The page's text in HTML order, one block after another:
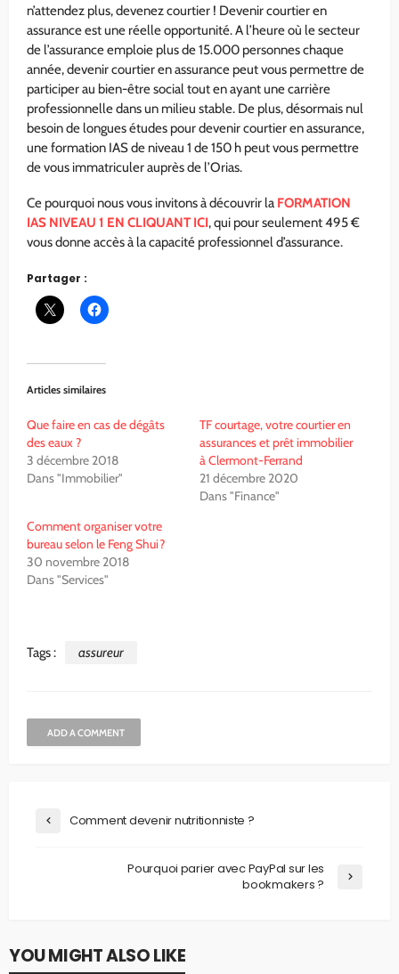
n’attendez plus, devenez courtier ! Devenir courtier en
assurance est une réelle opportunité. A l’heure où le secteur
de l’assurance emploie plus de 15.000 personnes chaque
année, devenir courtier en assurance peut vous permettre de
participer au bien-être social tout en ayant une carrière
professionnelle dans un milieu stable. De plus, désormais nul
besoin de longues études pour devenir courtier en assurance,
une formation IAS de niveau 1 de 150 h peut vous permettre
de vous immatriculer auprès de l’Orias.
Ce pourquoi nous vous invitons à découvrir la FORMATION
IAS NIVEAU 1 EN CLIQUANT ICI, qui pour seulement 495 €
vous donne accès à la capacité professionnel d’assurance.
Partager :
Articles similaires
Que faire en cas de dégâts
des eaux ?
3 décembre 2018
Dans "Immobilier"
TF courtage, votre courtier en
assurances et prêt immobilier
à Clermont-Ferrand
21 décembre 2020
Dans "Finance"
Comment organiser votre
bureau selon le Feng Shui?
30 novembre 2018
Dans "Services"
Tags : assureur
ADD A COMMENT
Comment devenir nutritionniste ?
Pourquoi parier avec PayPal sur les
bookmakers ?
YOU MIGHT ALSO LIKE